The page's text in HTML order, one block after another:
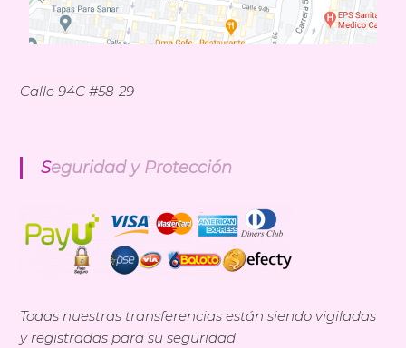
Calle 94C #58-29
Seguridad y Protección
Todas nuestras transferencias están siendo vigiladas
y registradas para su seguridad